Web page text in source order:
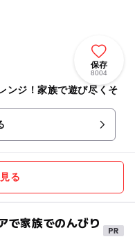
保存
8004
ンジ！家族で遊び尽くそ
る
で家族でのんびり